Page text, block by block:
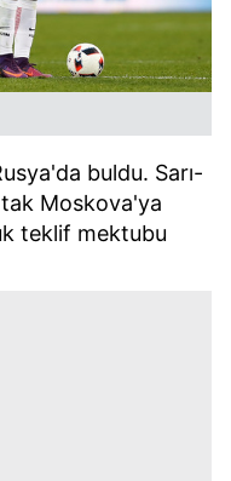
buldu. Sarı-
Moskova'ya
teklif mektubu